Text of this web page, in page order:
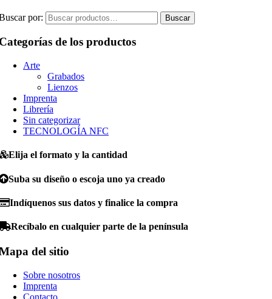
por: Buscar
de los productos
Arte
Grabados
Lienzos
Imprenta
Librería
Sin categorizar
TECNOLOGÍA NFC
Elija el formato y la cantidad
Suba su diseño o escoja uno ya creado
Indíquenos sus datos y finalice la compra
Recíbalo en cualquier parte de la península
del sitio
Sobre nosotros
Imprenta
Contacto